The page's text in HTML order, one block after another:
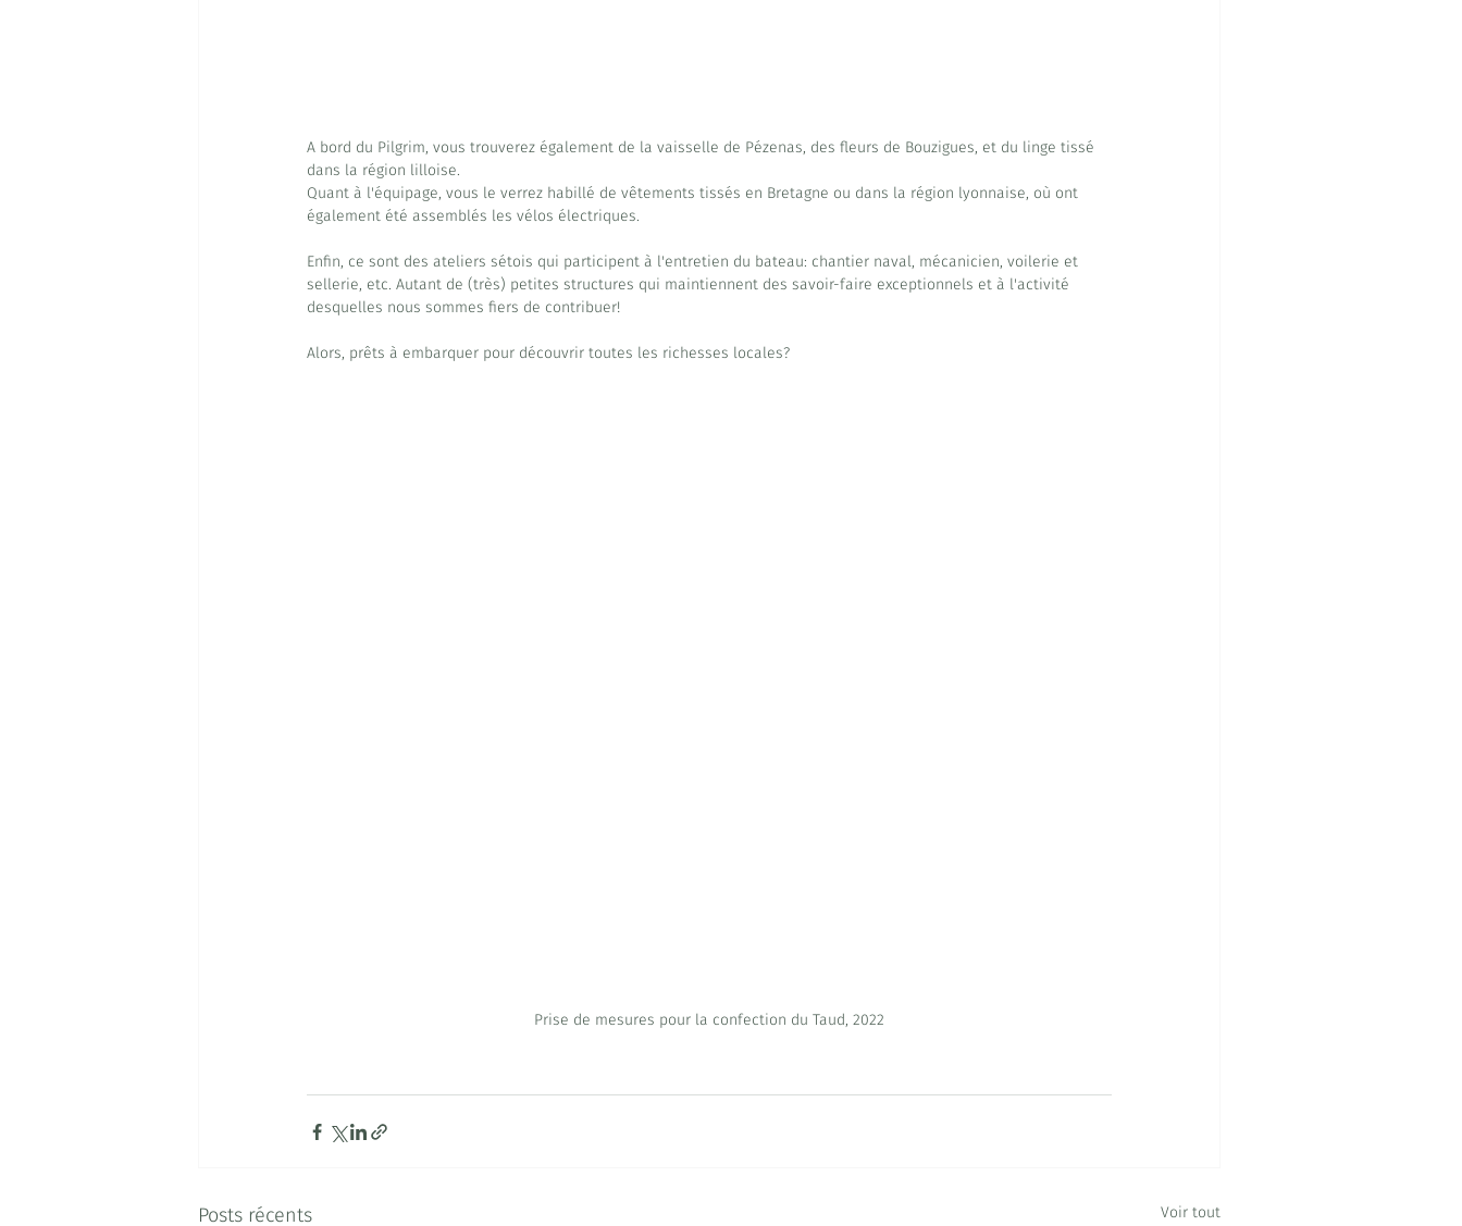
A bord du Pilgrim, vous trouverez également de la vaisselle de Pézenas, des fleurs de Bouzigues, et du linge tissé
dans la région lilloise.
Quant à l'équipage, vous le verrez habillé de vêtements tissés en Bretagne ou dans la région lyonnaise, où ont
également été assemblés les vélos électriques.
Enfin, ce sont des ateliers sétois qui participent à l'entretien du bateau: chantier naval, mécanicien, voilerie et
sellerie, etc. Autant de (très) petites structures qui maintiennent des savoir-faire exceptionnels et à l'activité
desquelles nous sommes fiers de contribuer!
Alors, prêts à embarquer pour découvrir toutes les richesses locales?
Prise de mesures pour la confection du Taud, 2022
Posts récents Voir tout